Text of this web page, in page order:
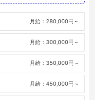
月給：280,000円～
月給：300,000円～
月給：350,000円～
月給：450,000円～